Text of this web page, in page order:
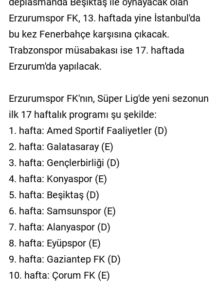
Erzurumspor FK, 13. haftada yine İstanbul'da
bu kez Fenerbahçe karşısına çıkacak.
Trabzonspor müsabakası ise 17. haftada
Erzurum'da yapılacak.
Erzurumspor FK'nın, Süper Lig'de yeni sezonun
ilk 17 haftalık programı şu şekilde:
1. hafta: Amed Sportif Faaliyetler (D)
2. hafta: Galatasaray (E)
3. hafta: Gençlerbirliği (D)
4. hafta: Konyaspor (E)
5. hafta: Beşiktaş (D)
6. hafta: Samsunspor (E)
7. hafta: Alanyaspor (D)
8. hafta: Eyüpspor (E)
9. hafta: Gaziantep FK (D)
10. hafta: Çorum FK (E)